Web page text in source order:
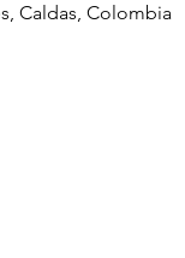
Caldas, Colombia